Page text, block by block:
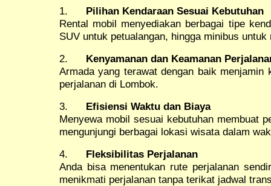
1. Pilihan Kendaraan Sesuai Kebutuhan
Rental mobil menyediakan berbagai tipe
SUV untuk petualangan, hingga minibus untuk
2. Kenyamanan dan Keamanan
Armada yang terawat dengan baik menjamin
perjalanan di Lombok.
3. Efisiensi Waktu dan Biaya
Menyewa mobil sesuai kebutuhan membuat
mengunjungi berbagai lokasi wisata dalam
4. Fleksibilitas Perjalanan
Anda bisa menentukan rute perjalanan
menikmati perjalanan tanpa terikat jadwal